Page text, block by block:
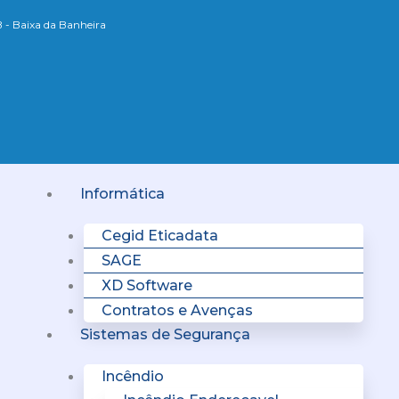
- Baixa da Banheira
Informática
Cegid Eticadata
SAGE
XD Software
Contratos e Avenças
Sistemas de Segurança
Incêndio
Menu